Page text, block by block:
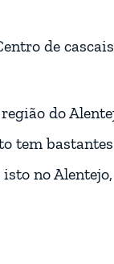
do
tem
no